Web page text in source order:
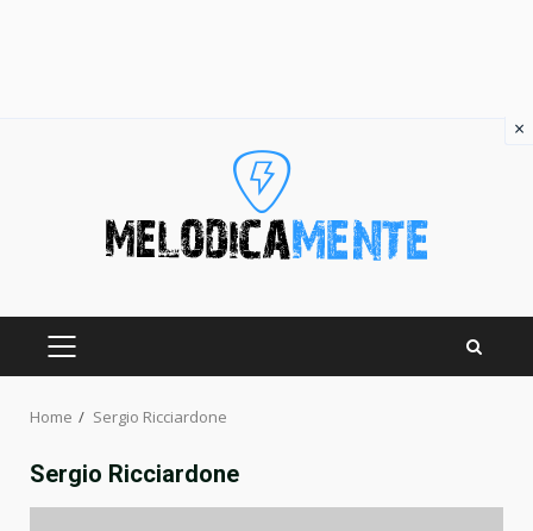
PRIMARY
Home Sergio Ricciardone
Sergio Ricciardone
×